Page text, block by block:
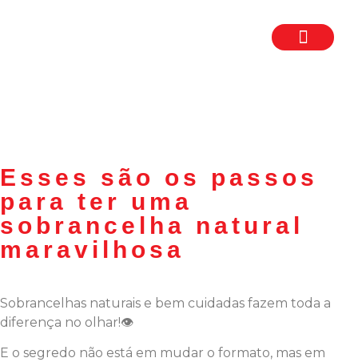
Esses são os passos
para ter uma
sobrancelha natural
maravilhosa
Sobrancelhas naturais e bem cuidadas fazem toda a
diferença no olhar!👁️
E o segredo não está em mudar o formato, mas em